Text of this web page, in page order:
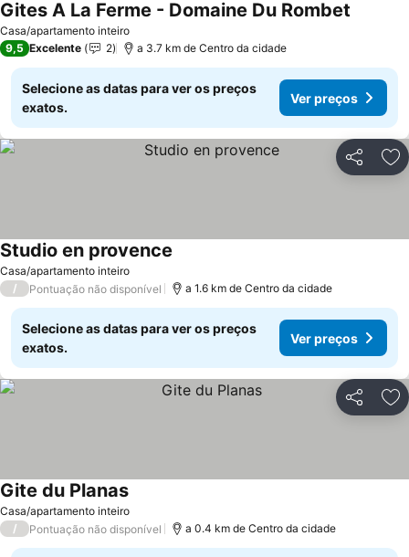
Casa/apartamento inteiro
Gites A La Ferme - Domaine Du Rombet
9,5 Excelente 2 a 3.7 km de Centro da cidade
Selecione as datas para ver os preços
exatos.
Ver preços
Partilhar
Casa/apartamento inteiro
Studio en provence
/ Pontuação não disponível a 1.6 km de Centro da cidade
Selecione as datas para ver os preços
exatos.
Ver preços
Partilhar
Casa/apartamento inteiro
Gite du PlanasVer preços
/ Pontuação não disponível a 0.4 km de Centro da cidade